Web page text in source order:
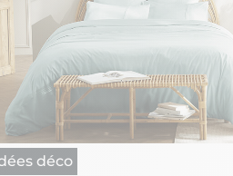
en garantissant la
déco